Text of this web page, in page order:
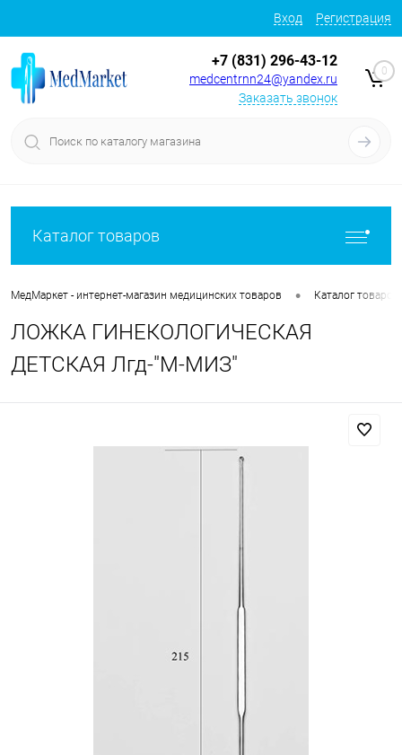
Вход Регистрация
+7 (831) 296-43-12
medcentrnn24@yandex.ru
Заказать звонок
0
Каталог товаров
МедМаркет - интернет-магазин медицинских товаров • Каталог товаров
ЛОЖКА ГИНЕКОЛОГИЧЕСКАЯ
ДЕТСКАЯ Лгд-"М-МИЗ"